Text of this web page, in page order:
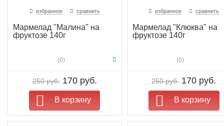
избранное сравнить
Мармелад "Малина" на
фруктозе 140г
(0)
250 руб. 170 руб.
В корзину
избранное сравнить
Мармелад "Клюква" на
фруктозе 140г
(0)
250 руб. 170 руб.
В корзину